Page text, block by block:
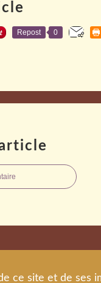
Repost 0
ce site et de